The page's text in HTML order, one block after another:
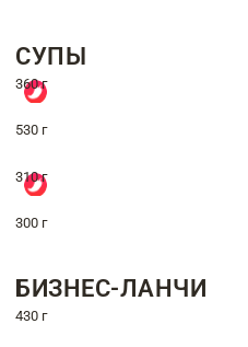
СУПЫ
360 г
530 г
310 г
300 г
БИЗНЕС-ЛАНЧИ
430 г